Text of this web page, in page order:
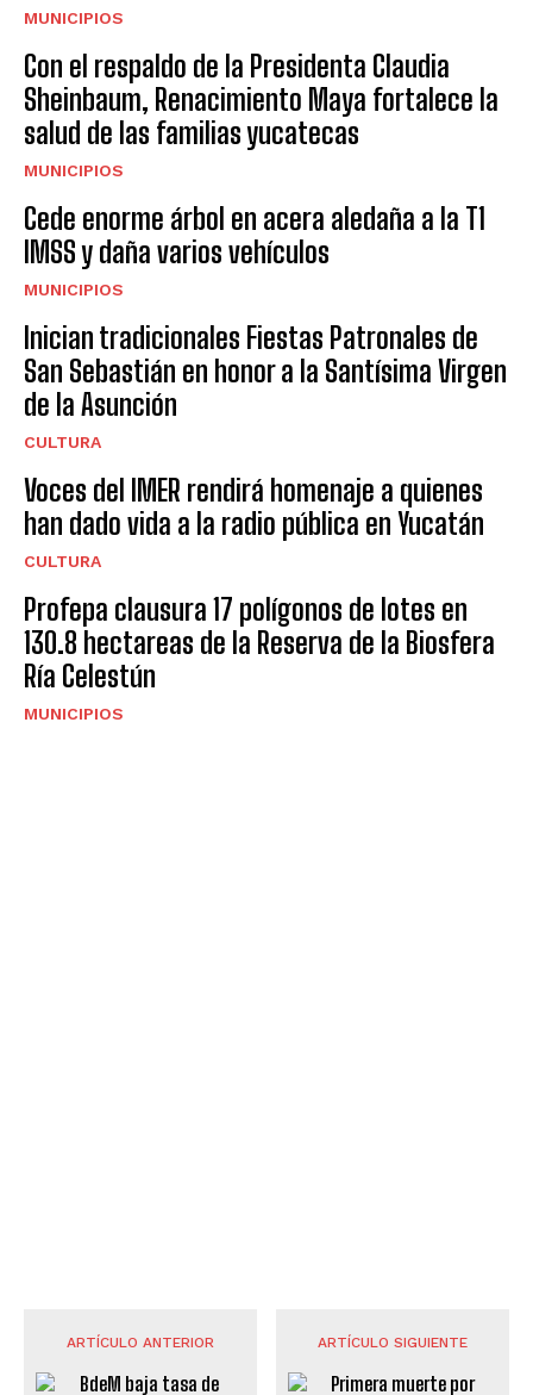
MUNICIPIOS
Con el respaldo de la Presidenta Claudia
Sheinbaum, Renacimiento Maya fortalece la
salud de las familias yucatecas
MUNICIPIOS
Cede enorme árbol en acera aledaña a la T1
IMSS y daña varios vehículos
MUNICIPIOS
Inician tradicionales Fiestas Patronales de
San Sebastián en honor a la Santísima Virgen
de la Asunción
CULTURA
Voces del IMER rendirá homenaje a quienes
han dado vida a la radio pública en Yucatán
CULTURA
Profepa clausura 17 polígonos de lotes en
130.8 hectareas de la Reserva de la Biosfera
Ría Celestún
MUNICIPIOS
ARTÍCULO ANTERIOR ARTÍCULO SIGUIENTE